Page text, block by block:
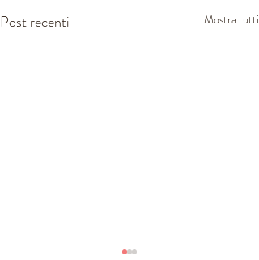
Post recenti Mostra tutti